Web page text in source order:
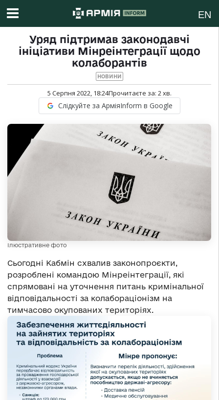
EN
Уряд підтримав законодавчі
ініціативи Мінреінтеграції щодо
колаборантів
НОВИНИ
5 Серпня 2022, 18:24Прочитаєте за: 2хв.
Слідкуйте за АрміяInform в Google
Ілюстративне фото
Сьогодні Кабмін схвалив законопроєкти,
розроблені командою Мінреінтеграції, які
спрямовані на уточнення питань кримінальної
відповідальності за колабораціонізм на
тимчасово окупованих територіях.